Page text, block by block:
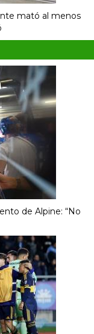
mató al menos
de Alpine: “No